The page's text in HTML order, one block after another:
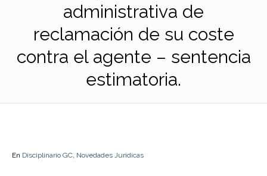
administrativa de
reclamación de su coste
contra el agente – sentencia
estimatoria.
En Disciplinario GC Novedades Jurídicas